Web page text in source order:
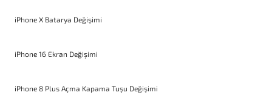
iPhone X Batarya Değişimi
iPhone 16 Ekran Değişimi
iPhone 8 Plus Açma Kapama Tuşu Değişimi